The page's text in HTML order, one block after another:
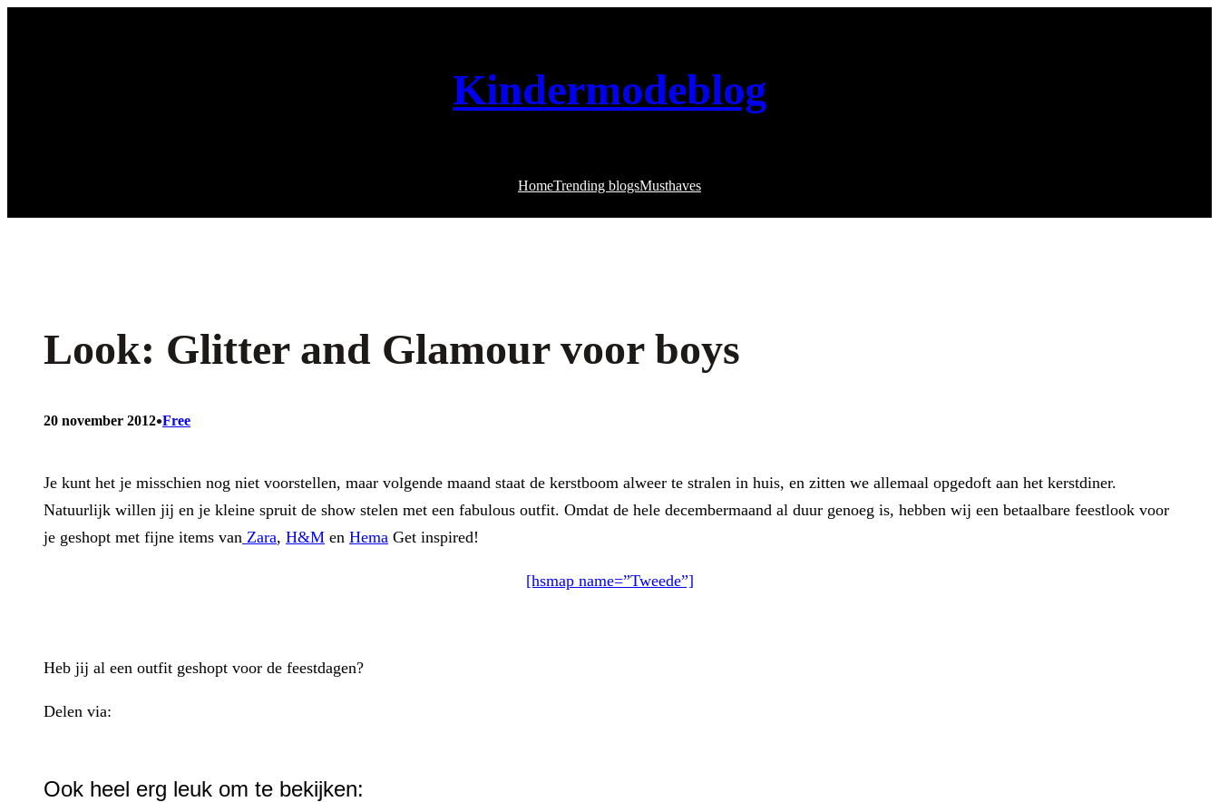
Kindermodeblog
HomeTrending blogsMusthaves
Look: Glitter and Glamour voor boys
20 november 2012•Free
Je kunt het je misschien nog niet voorstellen, maar volgende maand staat de kerstboom alweer te stralen in huis, en zitten we allemaal opgedoft aan het kerstdiner.
Natuurlijk willen jij en je kleine spruit de show stelen met een fabulous outfit. Omdat de hele decembermaand al duur genoeg is, hebben wij een betaalbare feestlook voor
je geshopt met fijne items van Zara, H&M en Hema Get inspired!
[hsmap name=”Tweede”]
Heb jij al een outfit geshopt voor de feestdagen?
Delen via:
Ook heel erg leuk om te bekijken: